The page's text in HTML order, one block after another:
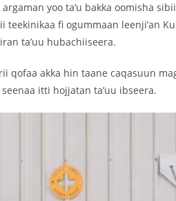
yoo ta’u bakka oomisha
fi ogummaan leenji’an
ta’uu hubachiiseera.
akka hin taane caqasuun
itti hojjatan ta’uu ibseera.